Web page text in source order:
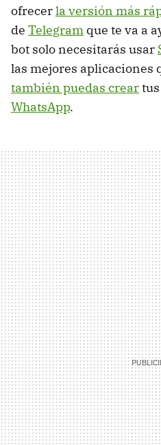
ofrecerla versión más
de Telegram que te va a
bot solo necesitarás usar
las mejores aplicaciones
también puedas crear
WhatsApp.